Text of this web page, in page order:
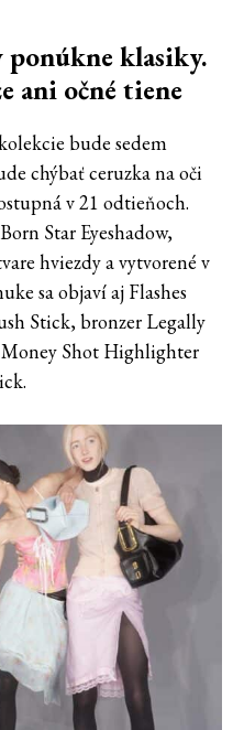
ponúkne klasiky.
ani očné tiene
bude sedem
chýbať ceruzka na oči
v 21 odtieňoch.
Star Eyeshadow,
hviezdy a vytvorené v
sa objaví aj Flashes
Stick, bronzer Legally
Money Shot Highlighter